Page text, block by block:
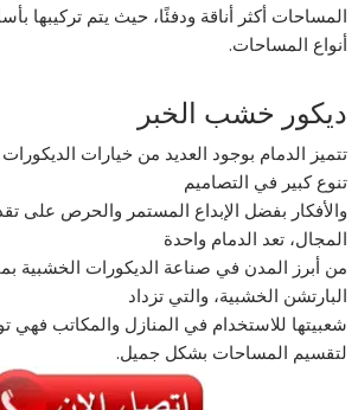
المساحات أكثر أناقة ودفئًا، حيث يتم تركيبها
أنواع المساحات.
ديكور خشب الخبر
تتميز الدمام بوجود العديد من خيارات
تنوع كبير في التصاميم
والأفكار بفضل الإبداع المستمر والحرص على
المجال، تعد الدمام واحدة
من أبرز المدن في صناعة الديكورات الخشبية
البارتشن الخشبية، والتي تزداد
شعبيتها للاستخدام في المنازل والمكاتب فهي
لتقسيم المساحات بشكل جميل.